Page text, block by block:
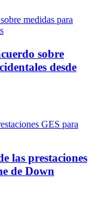
sobre
desde
las prestaciones
de Down